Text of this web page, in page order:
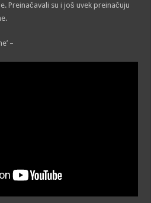
Preinačavali su i još uvek preinačuju
–